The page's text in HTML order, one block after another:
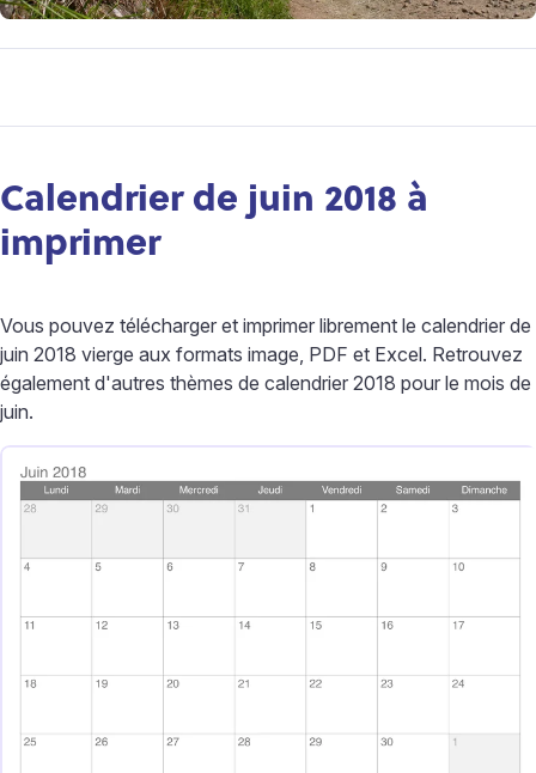
Calendrier de juin 2018 à
imprimer
Vous pouvez télécharger et imprimer librement le calendrier de
juin 2018 vierge aux formats image, PDF et Excel. Retrouvez
également d'autres thèmes de calendrier 2018 pour le mois de
juin.